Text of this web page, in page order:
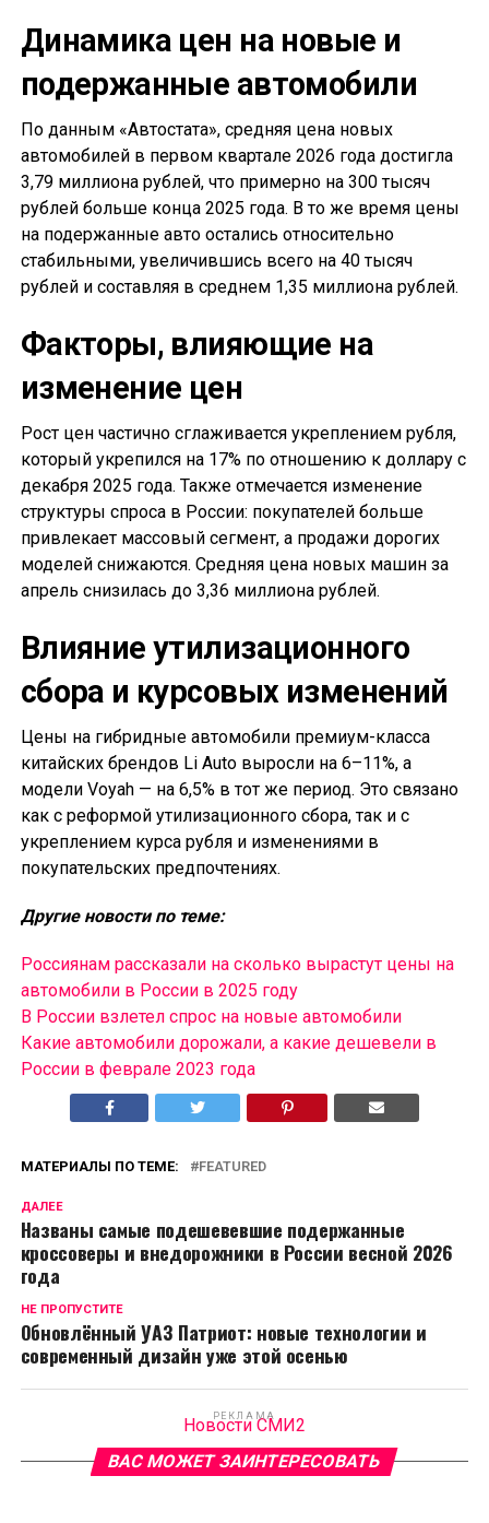
Динамика цен на новые и
подержанные автомобили
По данным «Автостата», средняя цена новых
автомобилей в первом квартале 2026 года достигла
3,79 миллиона рублей, что примерно на 300 тысяч
рублей больше конца 2025 года. В то же время цены
на подержанные авто остались относительно
стабильными, увеличившись всего на 40 тысяч
рублей и составляя в среднем 1,35 миллиона рублей.
Факторы, влияющие на
изменение цен
Рост цен частично сглаживается укреплением рубля,
который укрепился на 17% по отношению к доллару с
декабря 2025 года. Также отмечается изменение
структуры спроса в России: покупателей больше
привлекает массовый сегмент, а продажи дорогих
моделей снижаются. Средняя цена новых машин за
апрель снизилась до 3,36 миллиона рублей.
Влияние утилизационного
сбора и курсовых изменений
Цены на гибридные автомобили премиум-класса
китайских брендов Li Auto выросли на 6–11%, а
модели Voyah — на 6,5% в тот же период. Это связано
как с реформой утилизационного сбора, так и с
укреплением курса рубля и изменениями в
покупательских предпочтениях.
Другие новости по теме:
Россиянам рассказали на сколько вырастут цены на
автомобили в России в 2025 году
В России взлетел спрос на новые автомобили
Какие автомобили дорожали, а какие дешевели в
России в феврале 2023 года
МАТЕРИАЛЫ ПО ТЕМЕ: FEATURED
ДАЛЕЕ
Названы самые подешевевшие подержанные
кроссоверы и внедорожники в России весной 2026
года
НЕ ПРОПУСТИТЕ
Обновлённый УАЗ Патриот: новые технологии и
современный дизайн уже этой осенью
РЕКЛАМА
Новости СМИ2
ВАС МОЖЕТ ЗАИНТЕРЕСОВАТЬ